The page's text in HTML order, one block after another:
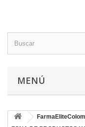
MENÚ